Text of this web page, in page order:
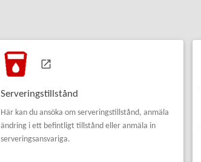
Serveringstillstånd
Här kan du ansöka om serveringstillstånd, anmäla
ändring i ett befintligt tillstånd eller anmäla in
serveringsansvariga.